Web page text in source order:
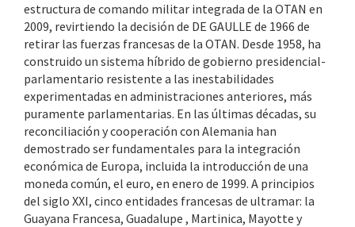
estructura de comando militar integrada de la OTAN en
2009, revirtiendo la decisión de DE GAULLE de 1966 de
retirar las fuerzas francesas de la OTAN. Desde 1958, ha
construido un sistema híbrido de gobierno presidencial-
parlamentario resistente a las inestabilidades
experimentadas en administraciones anteriores, más
puramente parlamentarias. En las últimas décadas, su
reconciliación y cooperación con Alemania han
demostrado ser fundamentales para la integración
económica de Europa, incluida la introducción de una
moneda común, el euro, en enero de 1999. A principios
del siglo XXI, cinco entidades francesas de ultramar: la
Guayana Francesa, Guadalupe , Martinica, Mayotte y